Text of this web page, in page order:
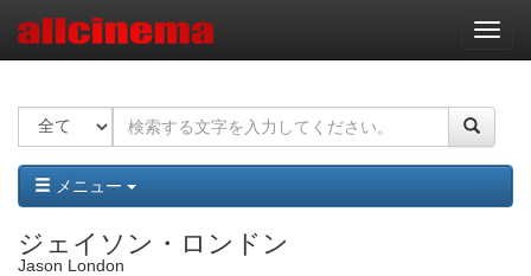
ナ
ビ
ー
ョ
ン
メニュー
ジェイソン・ロンドン
Jason London